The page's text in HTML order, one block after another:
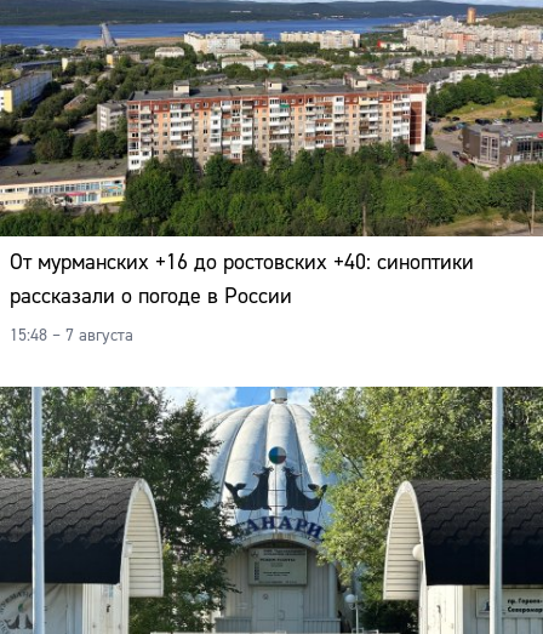
От мурманских +16 до ростовских +40: синоптики
рассказали о погоде в России
15:48 – 7 августа